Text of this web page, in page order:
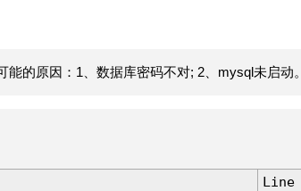
的原因：1、数据库密码不对; 2、mysql未启动。
Line